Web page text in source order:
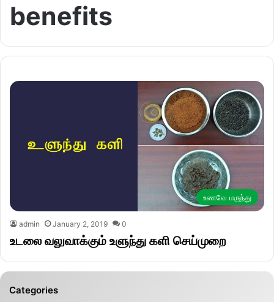
benefits
உணவே மருந்து
admin January 2, 2019 0
உடலை வலுவாக்கும் உளுந்து களி செய்முறை
Categories